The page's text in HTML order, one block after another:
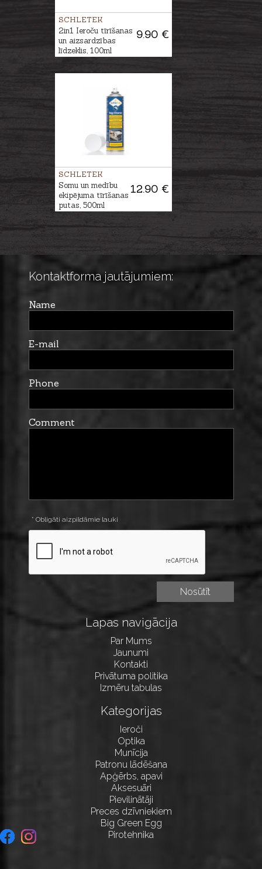
SCHLETEK
9.90 €
2in1 Ieroču tīrīšanas
un aizsardzības
līdzeklis, 100ml
SCHLETEK
12.90 €
Somu un medību
ekipējuma tīrīšanas
putas, 500ml
Kontaktforma jautājumiem:
Name
E-mail
Phone
Comment
* Obligāti aizpildāmie lauki
Lapas navigācija
Par Mums
Jaunumi
Kontakti
Privātuma politika
Izmēru tabulas
Kategorijas
Ieroči
Optika
Munīcija
Patronu lādēšana
Apģērbs, apavi
Aksesuāri
Pievilinātāji
Preces dzīvniekiem
Big Green Egg
Pirotehnika